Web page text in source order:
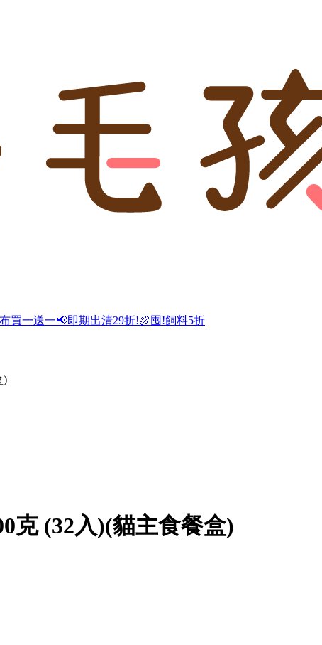
買一送一📢即期出清29折!🍖囤!飼料5折
)
克 (32入)(貓主食餐盒)